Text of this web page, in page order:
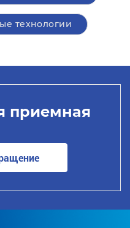
технологии
приемная